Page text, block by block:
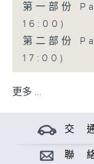
第一部份
16:00)
第二部份
17:00)
更多 ...
交
聯